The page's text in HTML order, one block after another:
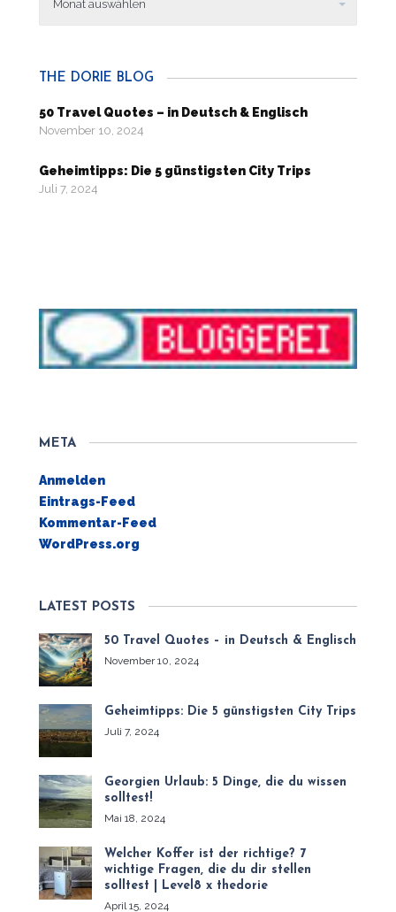
THE DORIE BLOG
50 Travel Quotes – in Deutsch & Englisch
November 10, 2024
Geheimtipps: Die 5 günstigsten City Trips
Juli 7, 2024
META
Anmelden
Eintrags-Feed
Kommentar-Feed
WordPress.org
LATEST POSTS
50 Travel Quotes – in Deutsch & Englisch
November 10, 2024
Geheimtipps: Die 5 günstigsten City Trips
Juli 7, 2024
Georgien Urlaub: 5 Dinge, die du wissen
solltest!
Mai 18, 2024
Welcher Koffer ist der richtige? 7
wichtige Fragen, die du dir stellen
solltest | Level8 x thedorie
April 15, 2024